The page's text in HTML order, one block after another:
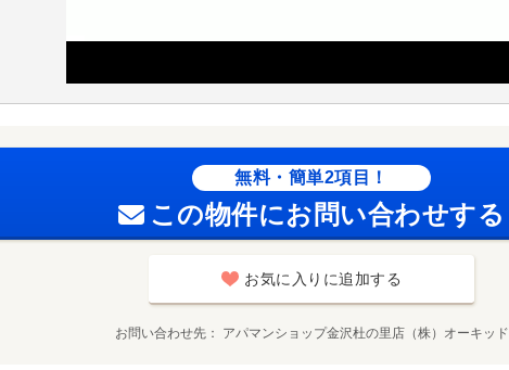
無料・簡単2項目！
この物件にお問い合わせする
お気に入りに追加する
お問い合わせ先 アパマンショップ金沢杜の里店（株）オーキッド